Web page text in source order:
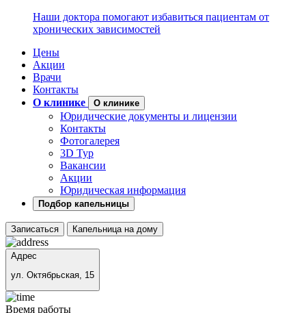
Наши доктора помогают избавиться пациентам от
хронических зависимостей
Цены
Акции
Врачи
Контакты
О клинике
О клинике
Юридические документы и лицензии
Контакты
Фотогалерея
3D Тур
Вакансии
Акции
Юридическая информация
Подбор капельницы
Записаться Капельница на дому
Адрес
ул. Октябрьская, 15
Время работы